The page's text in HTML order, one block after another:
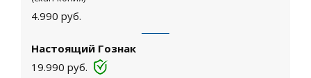
4.990 руб.
Настоящий Гознак
19.990 руб.